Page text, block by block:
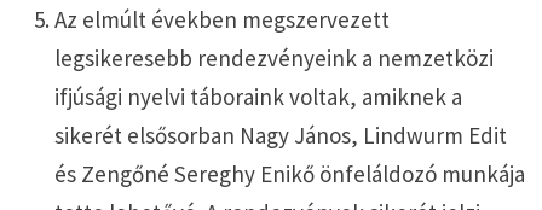
Az elmúlt években megszervezett
legsikeresebb rendezvényeink a nemzetközi
ifjúsági nyelvi táboraink voltak, amiknek a
sikerét elsősorban Nagy János, Lindwurm Edit
és Zengőné Sereghy Enikő önfeláldozó munkája